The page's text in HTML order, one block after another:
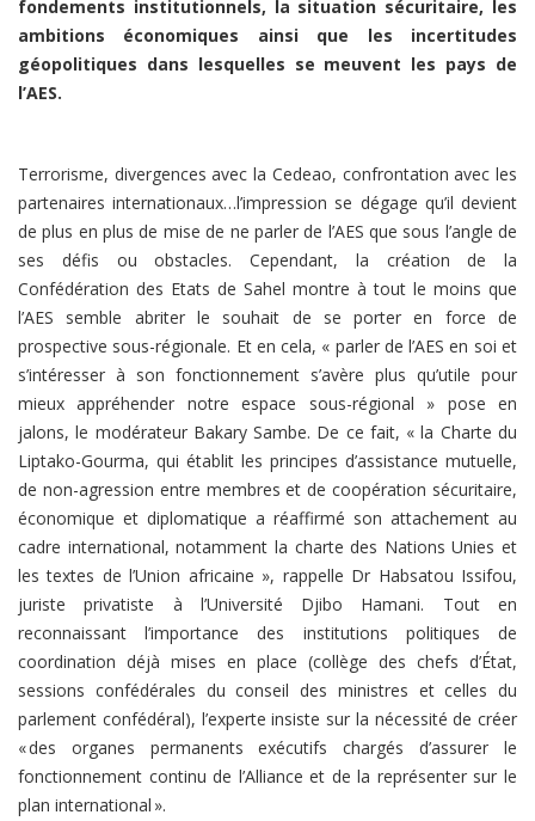
fondements institutionnels, la situation sécuritaire, les
ambitions économiques ainsi que les incertitudes
géopolitiques dans lesquelles se meuvent les pays de
l’AES.
Terrorisme, divergences avec la Cedeao, confrontation avec les
partenaires internationaux…l’impression se dégage qu’il devient
de plus en plus de mise de ne parler de l’AES que sous l’angle de
ses défis ou obstacles. Cependant, la création de la
Confédération des Etats de Sahel montre à tout le moins que
l’AES semble abriter le souhait de se porter en force de
prospective sous-régionale. Et en cela, « parler de l’AES en soi et
s’intéresser à son fonctionnement s’avère plus qu’utile pour
mieux appréhender notre espace sous-régional » pose en
jalons, le modérateur Bakary Sambe. De ce fait, « la Charte du
Liptako-Gourma, qui établit les principes d’assistance mutuelle,
de non-agression entre membres et de coopération sécuritaire,
économique et diplomatique a réaffirmé son attachement au
cadre international, notamment la charte des Nations Unies et
les textes de l’Union africaine », rappelle Dr Habsatou Issifou,
juriste privatiste à l’Université Djibo Hamani. Tout en
reconnaissant l’importance des institutions politiques de
coordination déjà mises en place (collège des chefs d’État,
sessions confédérales du conseil des ministres et celles du
parlement confédéral), l’experte insiste sur la nécessité de créer
« des organes permanents exécutifs chargés d’assurer le
fonctionnement continu de l’Alliance et de la représenter sur le
plan international ».